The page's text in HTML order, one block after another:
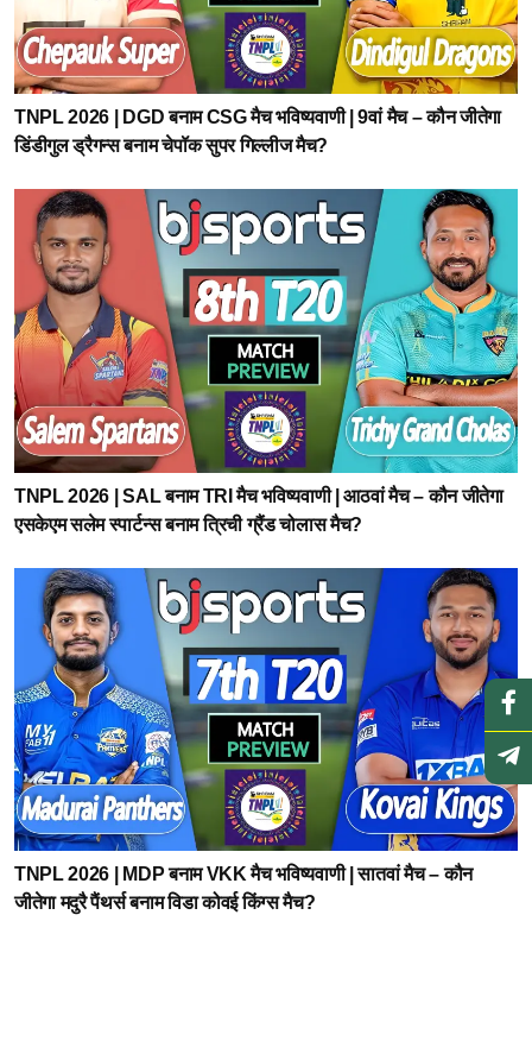
TNPL 2026 | DGD बनाम CSG मैच भविष्यवाणी | 9वां मैच – कौन जीतेगा
डिंडीगुल ड्रैगन्स बनाम चेपॉक सुपर गिल्लीज मैच?
TNPL 2026 | SAL बनाम TRI मैच भविष्यवाणी | आठवां मैच – कौन जीतेगा
एसकेएम सलेम स्पार्टन्स बनाम त्रिची ग्रैंड चोलास मैच?
TNPL 2026 | MDP बनाम VKK मैच भविष्यवाणी | सातवां मैच – कौन
जीतेगा मदुरै पैंथर्स बनाम विडा कोवई किंग्स मैच?